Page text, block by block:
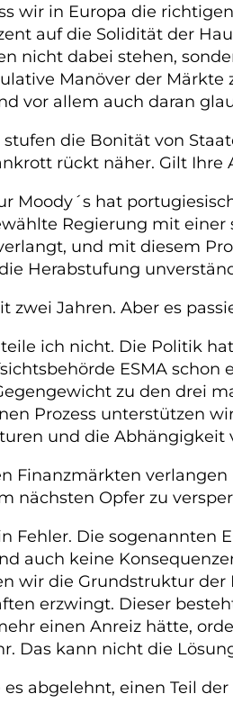
wir in Europa die
auf die Solidität der
nicht dabei stehen,
Manöver der
vor allem auch daran
die Bonität von
rückt näher. Gilt Ihre
Moody´s hat
Regierung mit
und mit diesem
Herabstufung
zwei Jahren. Aber es
ich nicht. Die Politik
ESMA
zu den drei
Prozess unterstützen
und die
Finanzmärkten
nächsten Opfer zu
Fehler. Die
auch keine
wir die Grundstruktur
erzwingt. Dieser
einen Anreiz hätte,
Das kann nicht die
es abgelehnt, einen Teil